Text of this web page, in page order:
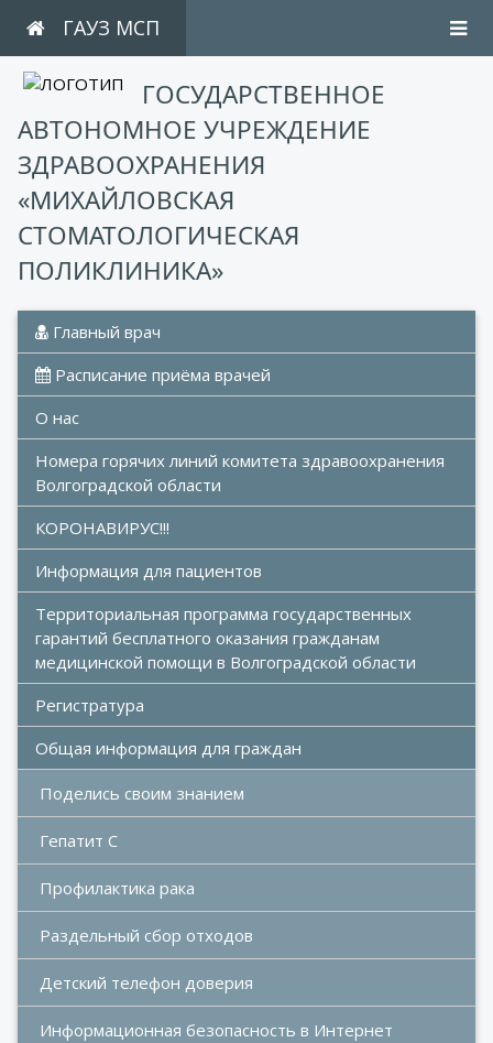
ГАУЗ МСП
ГОСУДАРСТВЕННОЕ
АВТОНОМНОЕ УЧРЕЖДЕНИЕ
ЗДРАВООХРАНЕНИЯ
«МИХАЙЛОВСКАЯ
СТОМАТОЛОГИЧЕСКАЯ
ПОЛИКЛИНИКА»
Главный врач
Расписание приёма врачей
О нас
Номера горячих линий комитета здравоохранения
Волгоградской области
КОРОНАВИРУС!!!
Информация для пациентов
Территориальная программа государственных
гарантий бесплатного оказания гражданам
медицинской помощи в Волгоградской области
Регистратура
Общая информация для граждан
Поделись своим знанием
Гепатит С
Профилактика рака
Раздельный сбор отходов
Детский телефон доверия
Информационная безопасность в Интернет